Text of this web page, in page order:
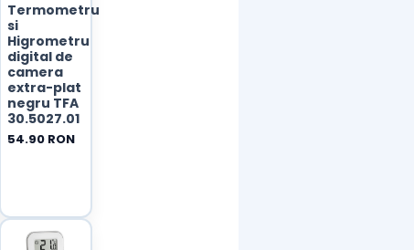
Termometru
si
Higrometru
digital de
camera
extra-plat
negru TFA
30.5027.01
54.90 RON